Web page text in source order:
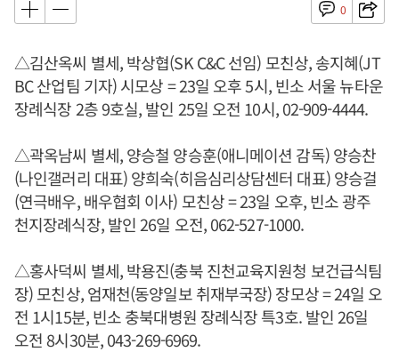
0
△김산옥씨 별세, 박상협(SK C&C 선임) 모친상, 송지혜(JT
BC 산업팀 기자) 시모상 = 23일 오후 5시, 빈소 서울 뉴타운
장례식장 2층 9호실, 발인 25일 오전 10시, 02-909-4444.
△곽옥남씨 별세, 양승철 양승훈(애니메이션 감독) 양승찬
(나인갤러리 대표) 양희숙(히음심리상담센터 대표) 양승걸
(연극배우, 배우협회 이사) 모친상 = 23일 오후, 빈소 광주
천지장례식장, 발인 26일 오전, 062-527-1000.
△홍사덕씨 별세, 박용진(충북 진천교육지원청 보건급식팀
장) 모친상, 엄재천(동양일보 취재부국장) 장모상 = 24일 오
전 1시15분, 빈소 충북대병원 장례식장 특3호. 발인 26일
오전 8시30분, 043-269-6969.